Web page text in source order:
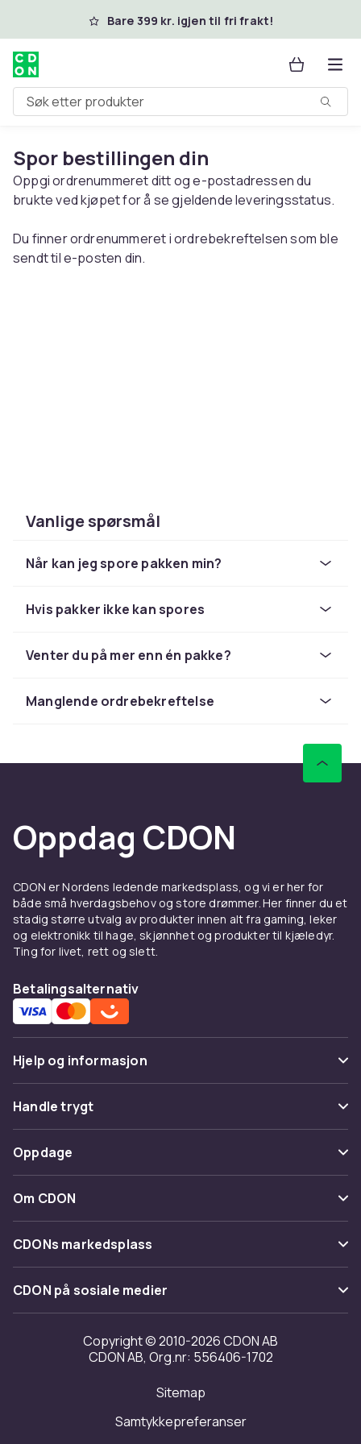
Hopp til hovedinnholdBare 399 kr. igjen til fri frakt!
Søk etter produkter
Spor bestillingen din
Oppgi ordrenummeret ditt og e-postadressen du
brukte ved kjøpet for å se gjeldende leveringsstatus.
Du finner ordrenummeret i ordrebekreftelsen som ble
sendt til e-posten din.
Vanlige spørsmål
Når kan jeg spore pakken min?
Hvis pakker ikke kan spores
Venter du på mer enn én pakke?
Manglende ordrebekreftelse
Oppdag CDON
CDON er Nordens ledende markedsplass, og vi er her for
både små hverdagsbehov og store drømmer. Her finner du et
stadig større utvalg av produkter innen alt fra gaming, leker
og elektronikk til hage, skjønnhet og produkter til kjæledyr.
Ting for livet, rett og slett.
Betalingsalternativ
Hjelp og informasjon
Vanlige spørsmål
Spor pakke
Angre & returner her
Kontakt oss
Handle trygt
Betaling
Levering
Tilbakekallinger
Oppdage
Kategorier
Varemerker
Om CDON
Om oss
Kundeanmeldelser
Jobbe på CDON
Investor relations
Tilgjengelighet
CDONs markedsplass
Merchant Help Center
CDON på sosiale medier
Copyright © 2010-2026 CDON AB
CDON AB, Org.nr: 556406-1702
Sitemap
Samtykkepreferanser